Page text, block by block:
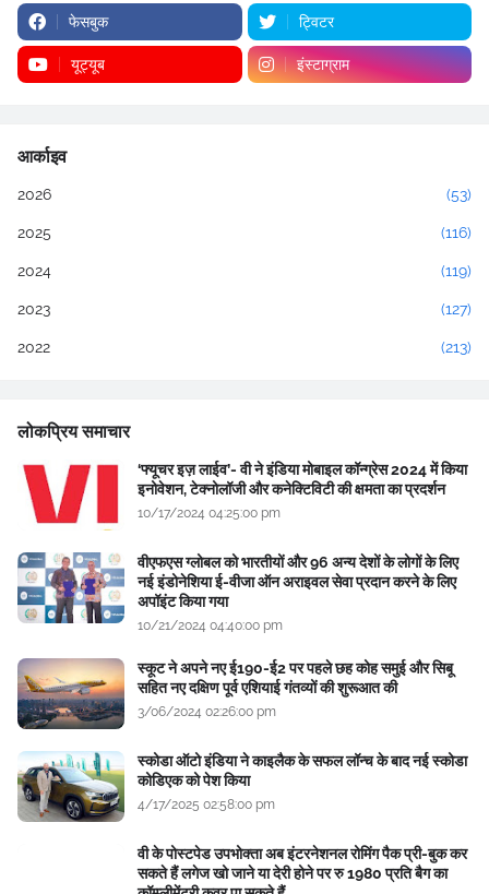
फेसबुक ट्विटर
यूट्यूब इंस्टाग्राम
आर्काइव
2026 (53)
2025 (116)
2024 (119)
2023 (127)
2022 (213)
लोकप्रिय समाचार
‘फ्यूचर इज़ लाईव’- वी ने इंडिया मोबाइल कॉन्ग्रेस 2024 में किया
इनोवेशन, टेक्नोलॉजी और कनेक्टिविटी की क्षमता का प्रदर्शन
10/17/2024 04:25:00 pm
वीएफएस ग्लोबल को भारतीयों और 96 अन्य देशों के लोगों के लिए
नई इंडोनेशिया ई-वीजा ऑन अराइवल सेवा प्रदान करने के लिए
अपॉइंट किया गया
10/21/2024 04:40:00 pm
स्कूट ने अपने नए ई190-ई2 पर पहले छह कोह समुई और सिबू
सहित नए दक्षिण पूर्व एशियाई गंतव्यों की शुरूआत की
3/06/2024 02:26:00 pm
स्कोडा ऑटो इंडिया ने काइलैक के सफल लॉन्च के बाद नई स्कोडा
कोडिएक को पेश किया
4/17/2025 02:58:00 pm
वी के पोस्टपेड उपभोक्ता अब इंटरनेशनल रोमिंग पैक प्री-बुक कर
सकते हैं लगेज खो जाने या देरी होने पर रु 1980 प्रति बैग का